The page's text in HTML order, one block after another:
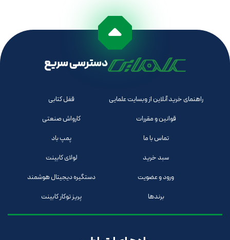
دسترسی سریع
راهنمای خرید آنلاین از وبسایت علمایی
قوانین و مقررات
تماس با ما
سبد خرید
ورود و عضویت
برندها
قفل کتابی
کارواش صنعتی
پمپ باد
لولای کابینت
دستگیره دیجیتال هوشمند
پریز توکار کابینت